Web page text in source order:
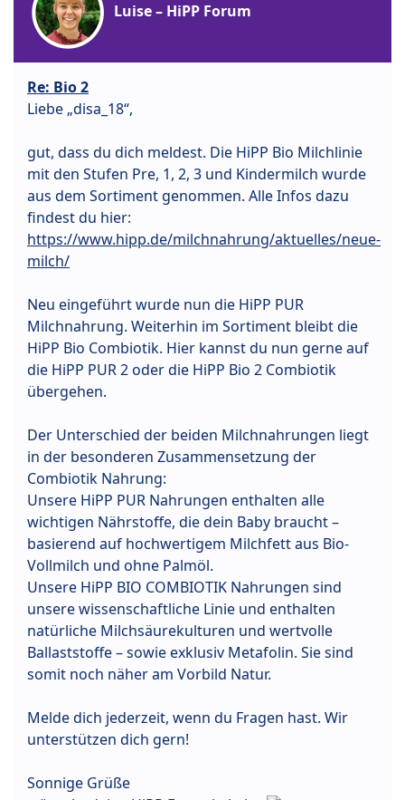
Luise – HiPP Forum
Re: Bio 2
Liebe „disa_18“,
gut, dass du dich meldest. Die HiPP Bio Milchlinie
mit den Stufen Pre, 1, 2, 3 und Kindermilch wurde
aus dem Sortiment genommen. Alle Infos dazu
findest du hier:
https://www.hipp.de/milchnahrung/aktuelles/neue-
milch/
Neu eingeführt wurde nun die HiPP PUR
Milchnahrung. Weiterhin im Sortiment bleibt die
HiPP Bio Combiotik. Hier kannst du nun gerne auf
die HiPP PUR 2 oder die HiPP Bio 2 Combiotik
übergehen.
Der Unterschied der beiden Milchnahrungen liegt
in der besonderen Zusammensetzung der
Combiotik Nahrung:
Unsere HiPP PUR Nahrungen enthalten alle
wichtigen Nährstoffe, die dein Baby braucht –
basierend auf hochwertigem Milchfett aus Bio-
Vollmilch und ohne Palmöl.
Unsere HiPP BIO COMBIOTIK Nahrungen sind
unsere wissenschaftliche Linie und enthalten
natürliche Milchsäurekulturen und wertvolle
Ballaststoffe – sowie exklusiv Metafolin. Sie sind
somit noch näher am Vorbild Natur.
Melde dich jederzeit, wenn du Fragen hast. Wir
unterstützen dich gern!
Sonnige Grüße